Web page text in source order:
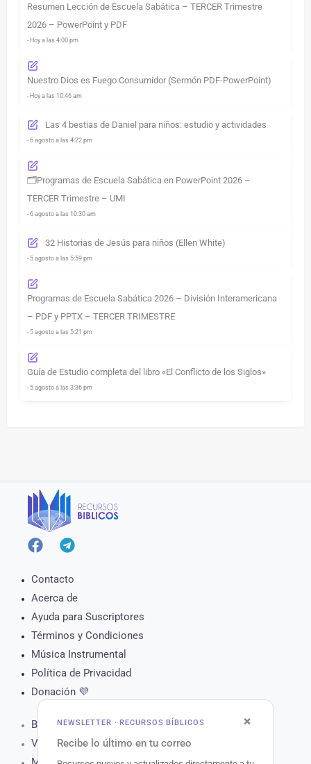
Resumen Lección de Escuela Sabática – TERCER Trimestre
2026 – PowerPoint y PDF
- Hoy a las 4:00 pm
Nuestro Dios es Fuego Consumidor (Sermón PDF-PowerPoint)
- Hoy a las 10:46 am
Las 4 bestias de Daniel para niños: estudio y actividades
- 6 agosto a las 4:22 pm
🗂️Programas de Escuela Sabática en PowerPoint 2026 –
TERCER Trimestre – UMI
- 6 agosto a las 10:30 am
32 Historias de Jesús para niños (Ellen White)
- 5 agosto a las 5:59 pm
Programas de Escuela Sabática 2026 – División Interamericana
– PDF y PPTX – TERCER TRIMESTRE
- 5 agosto a las 5:21 pm
Guía de Estudio completa del libro «El Conflicto de los Siglos»
- 5 agosto a las 3:36 pm
×
NEWSLETTER · RECURSOS BÍBLICOS
Recibe lo último en tu correo
Contacto
Acerca de
Ayuda para Suscriptores
Términos y Condiciones
Música Instrumental
Política de Privacidad
Donación 💜
Biblia Online
Versículo del Día